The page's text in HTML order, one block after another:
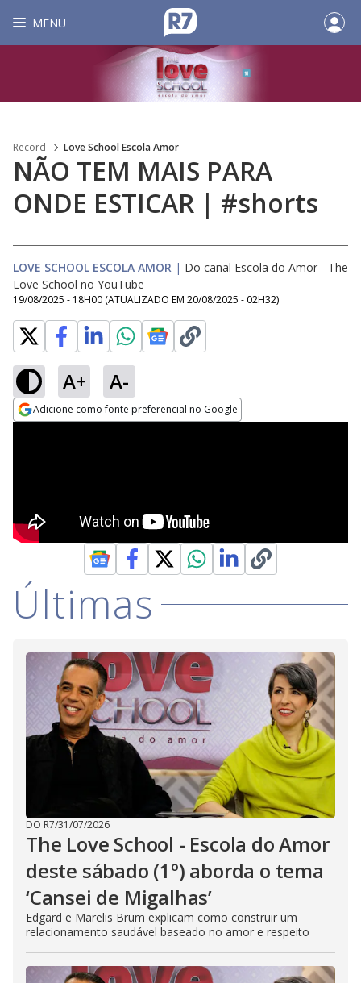
MENU
Record Love School Escola Amor
NÃO TEM MAIS PARA
ONDE ESTICAR | #shorts
LOVE SCHOOL ESCOLA AMOR | Do canal Escola do Amor - The
Love School no YouTube
19/08/2025 - 18H00 (ATUALIZADO EM 20/08/2025 - 02H32)
A+ A-
Adicione como fonte preferencial no Google
Últimas
DO R7/31/07/2026
The Love School - Escola do Amor
deste sábado (1º) aborda o tema
‘Cansei de Migalhas’
Edgard e Marelis Brum explicam como construir um
relacionamento saudável baseado no amor e respeito